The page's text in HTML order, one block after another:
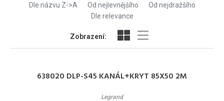
Dle názvu Z->A
Od nejlevnějšího
Od nejdražšího
Dle relevance
Zobrazení:
638020 DLP-S45 KANÁL+KRYT 85X50 2M
Legrand